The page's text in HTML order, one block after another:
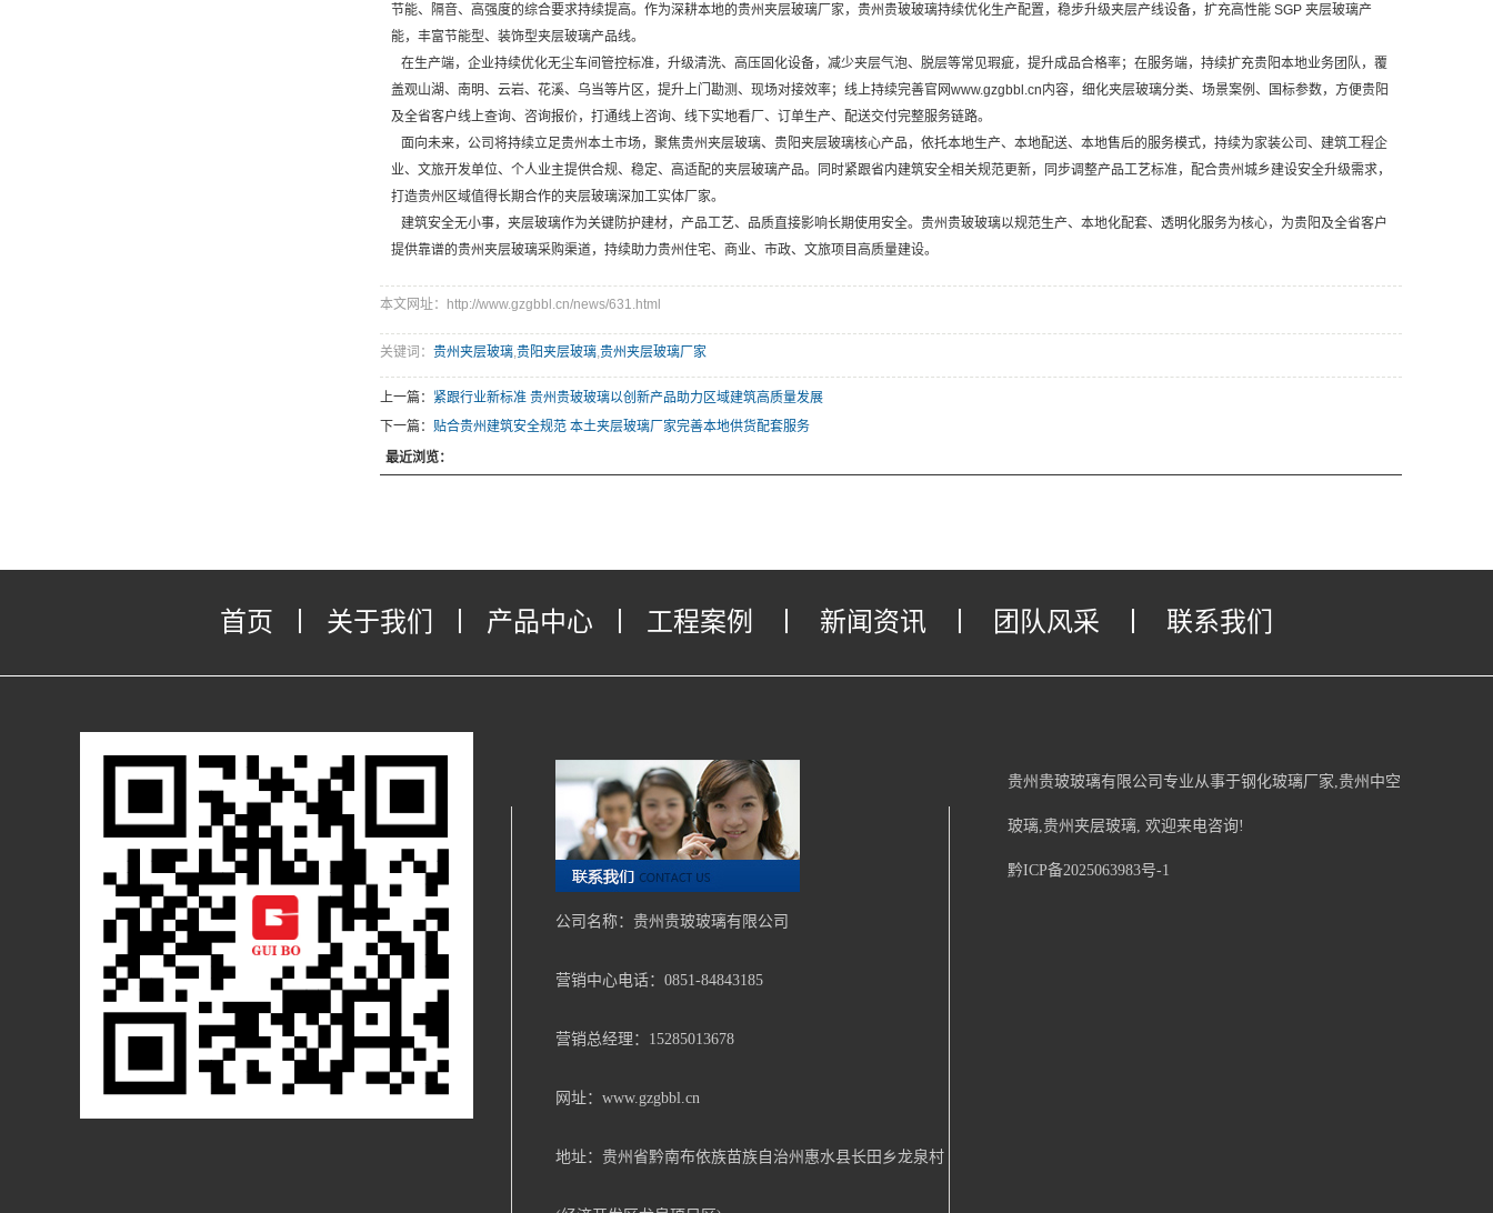
节能、隔音、高强度的综合要求持续提高。作为深耕本地的贵州夹层玻璃厂家，贵州贵玻玻璃持续优化生产配置，稳步升级夹层产线设备，扩充高性能 SGP 夹层玻璃产
能，丰富节能型、装饰型夹层玻璃产品线。
在生产端，企业持续优化无尘车间管控标准，升级清洗、高压固化设备，减少夹层气泡、脱层等常见瑕疵，提升成品合格率；在服务端，持续扩充贵阳本地业务团队，覆
盖观山湖、南明、云岩、花溪、乌当等片区，提升上门勘测、现场对接效率；线上持续完善官网www.gzgbbl.cn内容，细化夹层玻璃分类、场景案例、国标参数，方便贵阳
及全省客户线上查询、咨询报价，打通线上咨询、线下实地看厂、订单生产、配送交付完整服务链路。
面向未来，公司将持续立足贵州本土市场，聚焦贵州夹层玻璃、贵阳夹层玻璃核心产品，依托本地生产、本地配送、本地售后的服务模式，持续为家装公司、建筑工程企
业、文旅开发单位、个人业主提供合规、稳定、高适配的夹层玻璃产品。同时紧跟省内建筑安全相关规范更新，同步调整产品工艺标准，配合贵州城乡建设安全升级需求，
打造贵州区域值得长期合作的夹层玻璃深加工实体厂家。
建筑安全无小事，夹层玻璃作为关键防护建材，产品工艺、品质直接影响长期使用安全。贵州贵玻玻璃以规范生产、本地化配套、透明化服务为核心，为贵阳及全省客户
提供靠谱的贵州夹层玻璃采购渠道，持续助力贵州住宅、商业、市政、文旅项目高质量建设。
本文网址：http://www.gzgbbl.cn/news/631.html
关键词： 贵州夹层玻璃,贵阳夹层玻璃,贵州夹层玻璃厂家
上一篇： 紧跟行业新标准 贵州贵玻玻璃以创新产品助力区域建筑高质量发展
下一篇： 贴合贵州建筑安全规范 本土夹层玻璃厂家完善本地供货配套服务
最近浏览：
首页 关于我们 产品中心 工程案例 新闻资讯 团队风采 联系我们
公司名称：贵州贵玻玻璃有限公司
营销中心电话：0851-84843185
营销总经理：15285013678
网址：www.gzgbbl.cn
地址：贵州省黔南布依族苗族自治州惠水县长田乡龙泉村
贵州贵玻玻璃有限公司专业从事于钢化玻璃厂家,贵州中空
玻璃,贵州夹层玻璃, 欢迎来电咨询!
黔ICP备2025063983号-1